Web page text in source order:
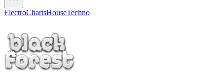
ElectroChartsHouseTechno